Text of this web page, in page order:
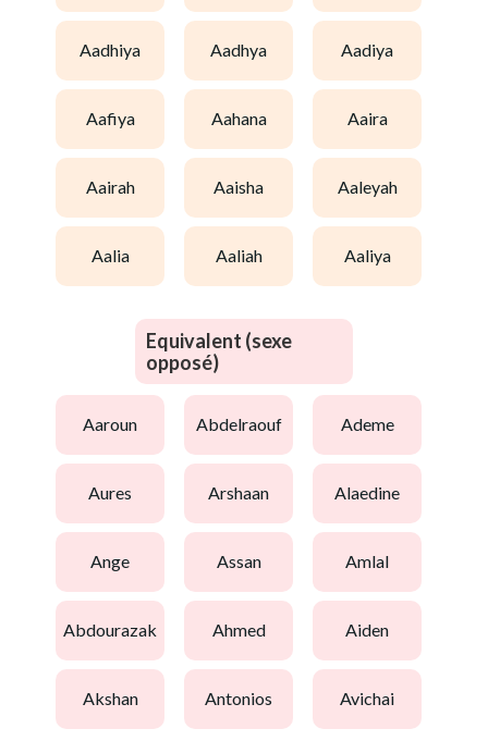
aadhiya aadhya aadiya
aafiya aahana aaira
aairah aaisha aaleyah
aalia aaliah aaliya
Equivalent (sexe
opposé)
aaroun abdelraouf ademe
aures arshaan alaedine
ange assan amlal
abdourazak ahmed aiden
akshan antonios avichai